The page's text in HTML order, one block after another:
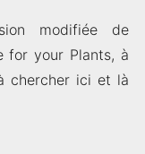
modifiée de
for your Plants, à
chercher ici et là